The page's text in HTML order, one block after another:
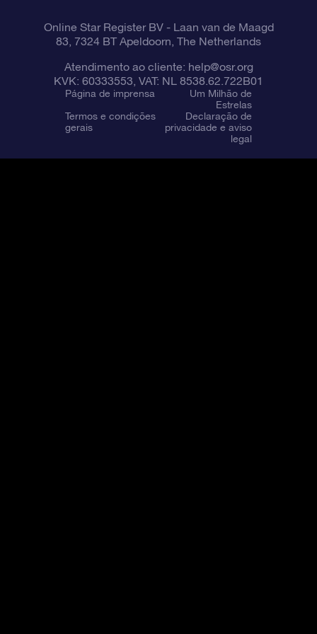
Online Star Register BV- Laan van de Maagd
83, 7324 BT Apeldoorn, The Netherlands
Atendimento ao cliente: help@osr.org
KVK: 60333553, VAT: NL 8538.62.722B01
Página de imprensa
Um Milhão de
Estrelas
Termos e condições
gerais
Declaração de
privacidade e aviso
legal